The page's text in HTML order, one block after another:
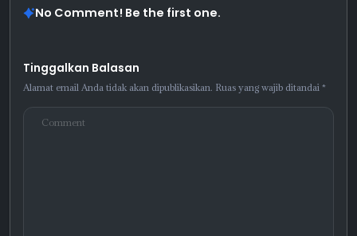
No Comment! Be the first one.
Tinggalkan Balasan
Alamat email Anda tidak akan dipublikasikan. Ruas yang wajib ditandai *